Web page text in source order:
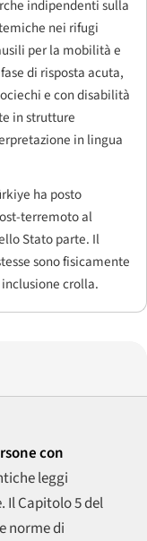
indipendenti sulla
nei rifugi
per la mobilità e
di risposta acuta,
e con disabilità
in strutture
in lingua
ha posto
terremoto al
Stato parte. Il
sono fisicamente
crolla.
con
leggi
Il Capitolo 5 del
norme di